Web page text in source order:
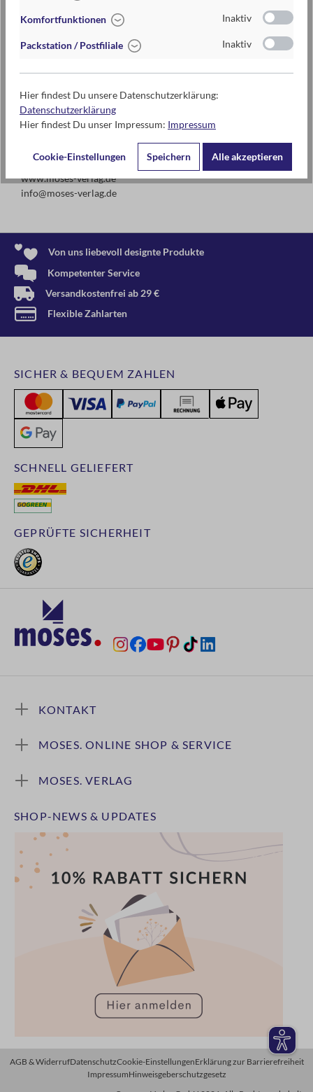
ab 24 Monaten
Kontaktdaten des Herstellers
moses. Verlag GmbH
www.moses-verlag.de
info@moses-verlag.de
Von uns liebevoll designte Produkte
Kompetenter Service
Versandkostenfrei ab 29 €
Flexible Zahlarten
GEPRÜFTE SICHERHEIT
SCHNELL GELIEFERT
SICHER & BEQUEM ZAHLEN
KONTAKT
MOSES. ONLINE SHOP & SERVICE
MOSES. VERLAG
SHOP-NEWS & UPDATES
AGB & WiderrufDatenschutzCookie-EinstellungenErklärung zur Barrierefreiheit
ImpressumHinweisgeberschutzgesetz
Komfortfunktionen Inaktiv
Packstation / Postfiliale Inaktiv
Hier findest Du unsere Datenschutzerklärung:
Datenschutzerklärung
Hier findest Du unser Impressum: Impressum
Cookie-Einstellungen Speichern Alle akzeptieren